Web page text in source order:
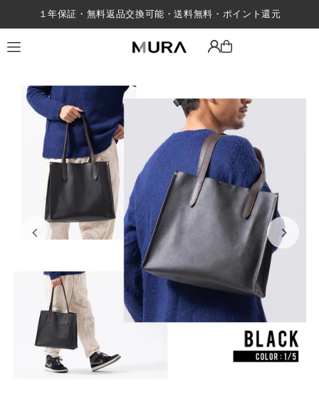
Translation missing: ja.accessibility.skip_to_text
１年保証・無料返品交換可能・送料無料・ポイント還元